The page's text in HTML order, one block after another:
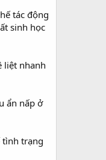
tác động
sinh học
liệt nhanh
ẩn nấp ở
tình trạng